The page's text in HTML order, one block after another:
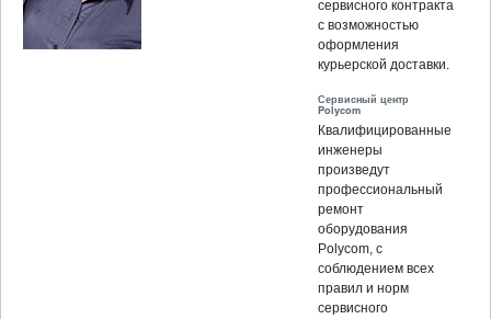
сервисного контракта
с возможностью
оформления
курьерской доставки.
Сервисный центр
Polycom
Квалифицированные
инженеры
произведут
профессиональный
ремонт
оборудования
Polycom, c
соблюдением всех
правил и норм
сервисного